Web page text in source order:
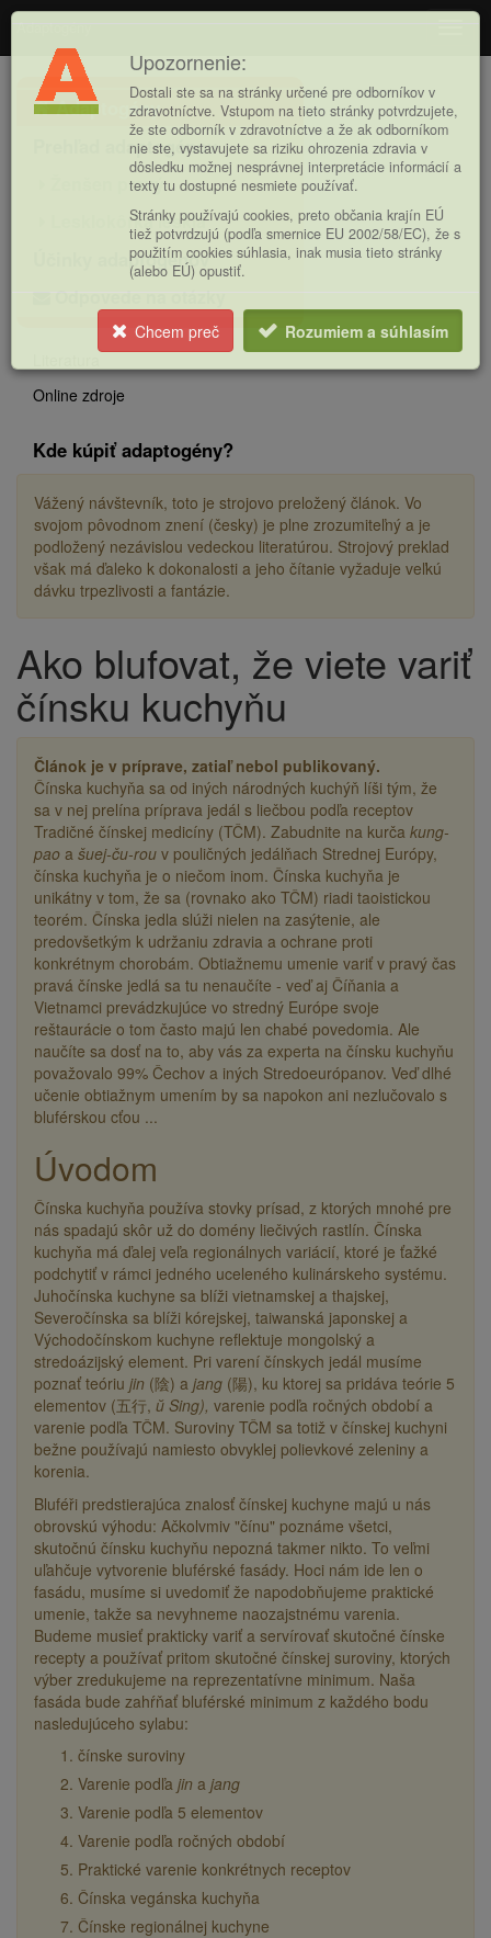
Adaptogény
Hlavná
ponukaAdaptogény
Prehľad adaptogénov
Ženšen pravý
Lesklokôrka lesklá
Účinky adaptogénov
Odpovede na otázky
Online zdroje
Kde kúpiť adaptogény?
Vážený návštevník, toto je strojovo preložený článok. Vo
svojom pôvodnom znení (česky) je plne zrozumiteľný a je
podložený nezávislou vedeckou literatúrou. Strojový preklad
však má ďaleko k dokonalosti a jeho čítanie vyžaduje veľkú
dávku trpezlivosti a fantázie.
Drobečková
navigace
Ako blufovat, že viete variť
čínsku kuchyňu
Článok je v príprave, zatiaľ nebol publikovaný.
Čínska kuchyňa sa od iných národných kuchýň líši tým, že
sa v nej prelína príprava jedál s liečbou podľa receptov
Tradičné čínskej medicíny (TČM). Zabudnite na kurča kung-
pao a šuej-ču-rou v pouličných jedálňach Strednej Európy,
čínska kuchyňa je o niečom inom. Čínska kuchyňa je
unikátny v tom, že sa (rovnako ako TČM) riadi taoistickou
teorém. Čínska jedla slúži nielen na zasýtenie, ale
predovšetkým k udržaniu zdravia a ochrane proti
konkrétnym chorobám. Obtiažnemu umenie variť v pravý čas
pravá čínske jedlá sa tu nenaučíte - veď aj Číňania a
Vietnamci prevádzkujúce vo stredný Európe svoje
reštaurácie o tom často majú len chabé povedomia. Ale
naučíte sa dosť na to, aby vás za experta na čínsku kuchyňu
považovalo 99% Čechov a iných Stredoeurópanov. Veď dlhé
učenie obtiažnym umením by sa napokon ani nezlučovalo s
bluférskou cťou ...
Úvodom
Čínska kuchyňa používa stovky prísad, z ktorých mnohé pre
nás spadajú skôr už do domény liečivých rastlín. Čínska
kuchyňa má ďalej veľa regionálnych variácií, ktoré je ťažké
podchytiť v rámci jedného uceleného kulinárskeho systému.
Juhočínska kuchyne sa blíži vietnamskej a thajskej,
Severočínska sa blíži kórejskej, taiwanská japonskej a
Východočínskom kuchyne reflektuje mongolský a
stredoázijský element. Pri varení čínskych jedál musíme
poznať teóriu jin (陰) a jang (陽), ku ktorej sa pridáva teórie 5
elementov (五行, ŭ Sing), varenie podľa ročných období a
varenie podľa TČM. Suroviny TČM sa totiž v čínskej kuchyni
bežne používajú namiesto obvyklej polievkové zeleniny a
korenia.
Bluféři predstierajúca znalosť čínskej kuchyne majú u nás
obrovskú výhodu: Ačkolvmiv "čínu" poznáme všetci,
skutočnú čínsku kuchyňu nepozná takmer nikto. To veľmi
uľahčuje vytvorenie bluférské fasády. Hoci nám ide len o
fasádu, musíme si uvedomiť že napodobňujeme praktické
umenie, takže sa nevyhneme naozajstnému varenia.
Budeme musieť prakticky variť a servírovať skutočné čínske
recepty a používať pritom skutočné čínskej suroviny, ktorých
výber zredukujeme na reprezentatívne minimum. Naša
fasáda bude zahŕňať bluférské minimum z každého bodu
nasledujúceho sylabu:
čínske suroviny
Varenie podľa jin a jang
Varenie podľa 5 elementov
Varenie podľa ročných období
Praktické varenie konkrétnych receptov
Čínska vegánska kuchyňa
Čínske regionálnej kuchyne
Upozornenie:
Dostali ste sa na stránky určené pre odborníkov v
zdravotníctve. Vstupom na tieto stránky potvrdzujete,
že ste odborník v zdravotníctve a že ak odborníkom
nie ste, vystavujete sa riziku ohrozenia zdravia v
dôsledku možnej nesprávnej interpretácie informácií a
texty tu dostupné nesmiete používať.
Stránky používajú cookies, preto občania krajín EÚ
tiež potvrdzujú (podľa smernice EU 2002/58/EC), že s
použitím cookies súhlasia, inak musia tieto stránky
(alebo EÚ) opustiť.
Chcem preč Rozumiem a súhlasím